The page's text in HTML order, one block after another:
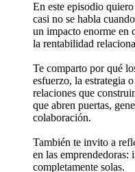
En este episodio
casi no se habla
un impacto enorme en
la rentabilidad
Te comparto por qué
esfuerzo, la estrategia
relaciones que
que abren puertas,
colaboración.
También te invito a
en las
completamente solas.